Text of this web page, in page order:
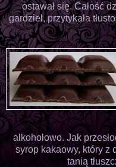
ostawał się. Całość
gardziel, przytykała
alkoholowo. Jak
syrop kakaowy, który z
tanią